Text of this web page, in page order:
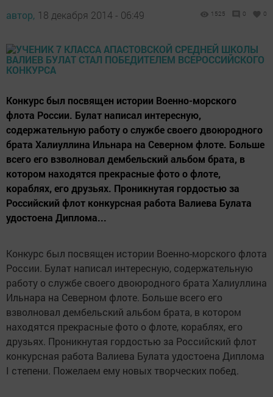
автор, 18 декабря 2014 - 06:49 1525 0 0
Конкурс был посвящен истории Военно-морского
флота России. Булат написал интересную,
содержательную работу о службе своего двоюродного
брата Халиуллина Ильнара на Северном флоте. Больше
всего его взволновал дембельский альбом брата, в
котором находятся прекрасные фото о флоте,
кораблях, его друзьях. Проникнутая гордостью за
Российский флот конкурсная работа Валиева Булата
удостоена Диплома...
Конкурс был посвящен истории Военно-морского флота
России. Булат написал интересную, содержательную
работу о службе своего двоюродного брата Халиуллина
Ильнара на Северном флоте. Больше всего его
взволновал дембельский альбом брата, в котором
находятся прекрасные фото о флоте, кораблях, его
друзьях. Проникнутая гордостью за Российский флот
конкурсная работа Валиева Булата удостоена Диплома
I степени. Пожелаем ему новых творческих побед.